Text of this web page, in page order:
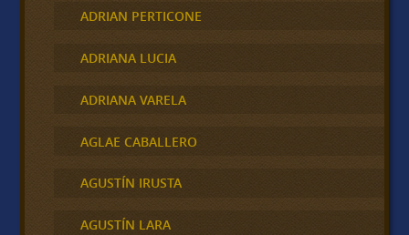
ADRIAN PERTICONE
ADRIANA LUCIA
ADRIANA VARELA
AGLAE CABALLERO
AGUSTÍN IRUSTA
AGUSTÍN LARA